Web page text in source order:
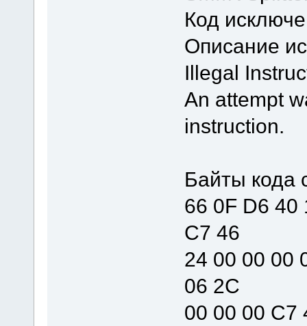
Код
Описание
Illegal
An attempt
instruction.
Байты кода
66 0F D6 40
C7 46
24 00 00 00
06 2C
00 00 00 C7